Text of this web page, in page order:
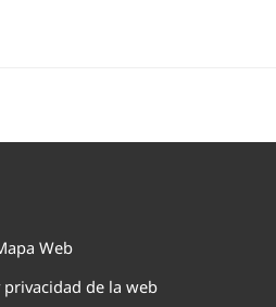
Web
privacidad de la web